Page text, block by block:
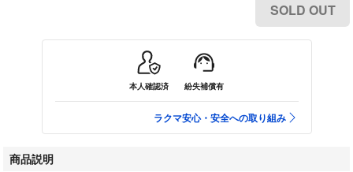
SOLD OUT
本人確認済 紛失補償有
ラクマ安心・安全への取り組み
商品説明